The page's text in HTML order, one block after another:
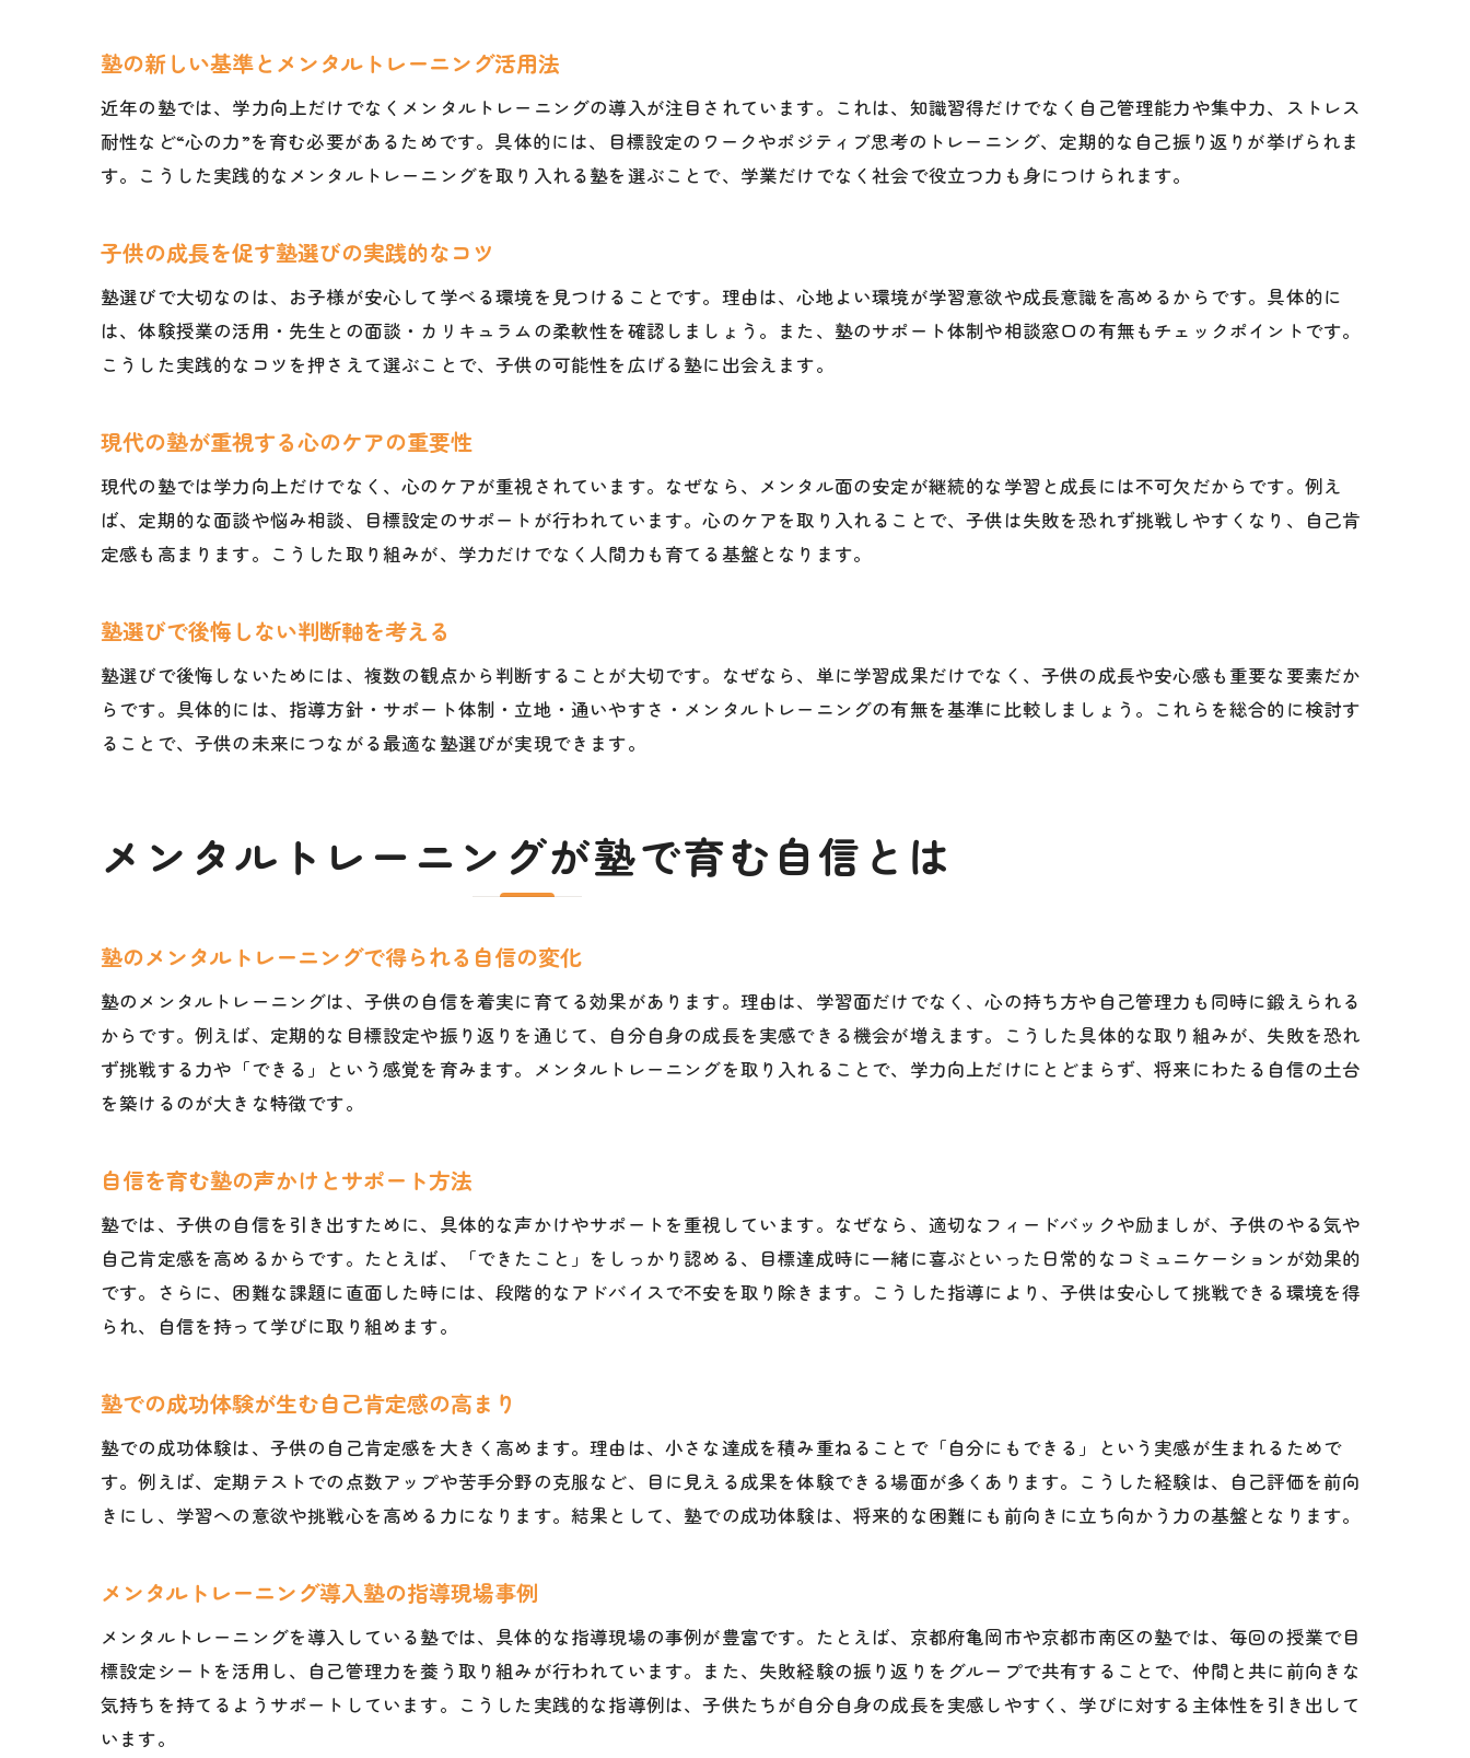
心と学業の成長を支える塾の役割とは
塾に通うべきタイミングの見極め方
塾に通い始める最適な時期を考える
塾と学校、両立を始める時期の判断基準
メンタルの変化からみる塾通い開始の目安
塾開始時期で失敗しないためのチェックポイント
自己肯定感を育てる塾の声かけと働きかけ
塾で経験できる成功体験の大切さ
塾のグループ学習がもたらす心の成長
塾選びで失敗しないための重要ポイント
塾選びで避けるべき落とし穴と注意点
メンタルトレーニング導入塾の見極め法
塾選びの決め手になるサポート体制とは
失敗しない塾選びのための親子の対話
塾探しで親が意識したいポイントまとめ
子供の個性に寄り添う塾選びのコツ
塾の体験授業で分かる適性チェック法
塾がもたらす心の成長と学力向上の両立
メンタルトレーニングを重視する塾の強み
心と成績を一緒に伸ばす塾活用のまとめ
塾の新しい基準とメンタルトレーニング活用法
近年の塾では、学力向上だけでなくメンタルトレーニングの導入が注目されています。これは、知識習得だけでなく自己管理能力や集中力、ストレス
耐性など“心の力”を育む必要があるためです。具体的には、目標設定のワークやポジティブ思考のトレーニング、定期的な自己振り返りが挙げられま
す。こうした実践的なメンタルトレーニングを取り入れる塾を選ぶことで、学業だけでなく社会で役立つ力も身につけられます。
子供の成長を促す塾選びの実践的なコツ
塾選びで大切なのは、お子様が安心して学べる環境を見つけることです。理由は、心地よい環境が学習意欲や成長意識を高めるからです。具体的に
は、体験授業の活用・先生との面談・カリキュラムの柔軟性を確認しましょう。また、塾のサポート体制や相談窓口の有無もチェックポイントです。
こうした実践的なコツを押さえて選ぶことで、子供の可能性を広げる塾に出会えます。
現代の塾が重視する心のケアの重要性
現代の塾では学力向上だけでなく、心のケアが重視されています。なぜなら、メンタル面の安定が継続的な学習と成長には不可欠だからです。例え
ば、定期的な面談や悩み相談、目標設定のサポートが行われています。心のケアを取り入れることで、子供は失敗を恐れず挑戦しやすくなり、自己肯
定感も高まります。こうした取り組みが、学力だけでなく人間力も育てる基盤となります。
塾選びで後悔しない判断軸を考える
塾選びで後悔しないためには、複数の観点から判断することが大切です。なぜなら、単に学習成果だけでなく、子供の成長や安心感も重要な要素だか
らです。具体的には、指導方針・サポート体制・立地・通いやすさ・メンタルトレーニングの有無を基準に比較しましょう。これらを総合的に検討す
ることで、子供の未来につながる最適な塾選びが実現できます。
メンタルトレーニングが塾で育む自信とは
塾のメンタルトレーニングで得られる自信の変化
塾のメンタルトレーニングは、子供の自信を着実に育てる効果があります。理由は、学習面だけでなく、心の持ち方や自己管理力も同時に鍛えられる
からです。例えば、定期的な目標設定や振り返りを通じて、自分自身の成長を実感できる機会が増えます。こうした具体的な取り組みが、失敗を恐れ
ず挑戦する力や「できる」という感覚を育みます。メンタルトレーニングを取り入れることで、学力向上だけにとどまらず、将来にわたる自信の土台
を築けるのが大きな特徴です。
自信を育む塾の声かけとサポート方法
塾では、子供の自信を引き出すために、具体的な声かけやサポートを重視しています。なぜなら、適切なフィードバックや励ましが、子供のやる気や
自己肯定感を高めるからです。たとえば、「できたこと」をしっかり認める、目標達成時に一緒に喜ぶといった日常的なコミュニケーションが効果的
です。さらに、困難な課題に直面した時には、段階的なアドバイスで不安を取り除きます。こうした指導により、子供は安心して挑戦できる環境を得
られ、自信を持って学びに取り組めます。
塾での成功体験が生む自己肯定感の高まり
塾での成功体験は、子供の自己肯定感を大きく高めます。理由は、小さな達成を積み重ねることで「自分にもできる」という実感が生まれるためで
す。例えば、定期テストでの点数アップや苦手分野の克服など、目に見える成果を体験できる場面が多くあります。こうした経験は、自己評価を前向
きにし、学習への意欲や挑戦心を高める力になります。結果として、塾での成功体験は、将来的な困難にも前向きに立ち向かう力の基盤となります。
メンタルトレーニング導入塾の指導現場事例
メンタルトレーニングを導入している塾では、具体的な指導現場の事例が豊富です。たとえば、京都府亀岡市や京都市南区の塾では、毎回の授業で目
標設定シートを活用し、自己管理力を養う取り組みが行われています。また、失敗経験の振り返りをグループで共有することで、仲間と共に前向きな
気持ちを持てるようサポートしています。こうした実践的な指導例は、子供たちが自分自身の成長を実感しやすく、学びに対する主体性を引き出して
います。